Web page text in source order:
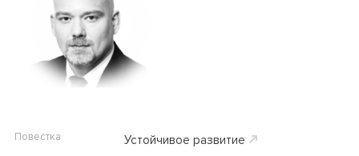
Повестка Устойчивое развитие